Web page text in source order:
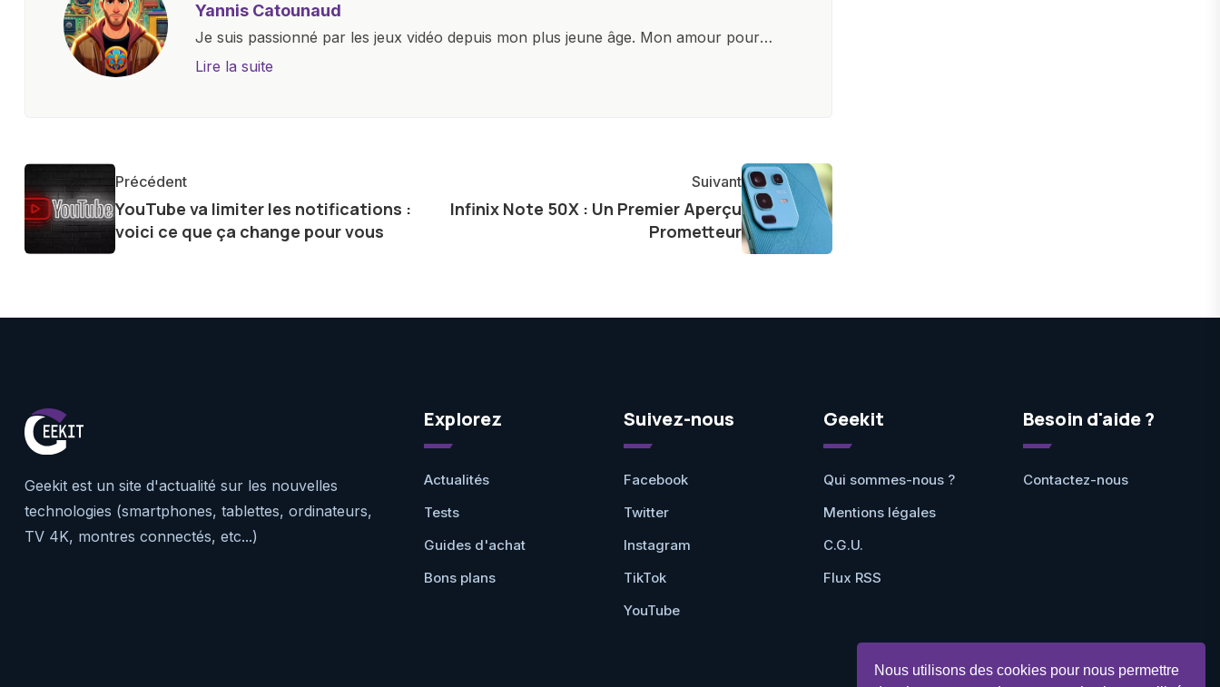
Nous utilisons des cookies pour nous permettre
Yannis Catounaud
Je suis passionné par les jeux vidéo depuis mon plus jeune âge. Mon amour pour
l'univers numérique m'a conduit à explorer constamment les dernières avancées dans
communauté en ligne. Mon engagement envers l'exploration constante des frontières
de la technologie me permet de présenter aux lecteurs un aperçu captivant de ce que
le futur numérique nous réserve.
Lire la suite
Précédent
YouTube va limiter les notifications :
voici ce que ça change pour vous
Suivant
Infinix Note 50X : Un Premier Aperçu
Prometteur
Geekit est un site d'actualité sur les nouvelles
technologies (smartphones, tablettes, ordinateurs,
TV 4K, montres connectés, etc...)
Explorez
Actualités
Tests
Guides d'achat
Bons plans
Suivez-nous
Facebook
Twitter
Instagram
TikTok
YouTube
Geekit
Qui sommes-nous ?
Mentions légales
C.G.U.
Flux RSS
Besoin d'aide ?
Contactez-nous